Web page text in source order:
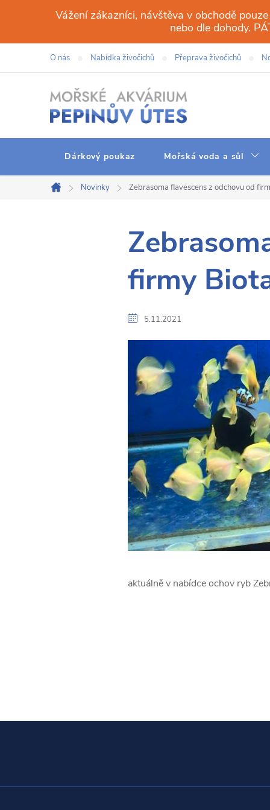
obsah
Vážení zákazníci, návštěva v obchodě
nebo dle dohody.
O nás Nabídka živočichů Přeprava živočichů
Dárkový poukaz Mořská voda a sůl
Domů
Novinky Zebrasoma flavescens z odchovu od
firmy
5.11.2021
aktuálně v nabídce ochov ryb